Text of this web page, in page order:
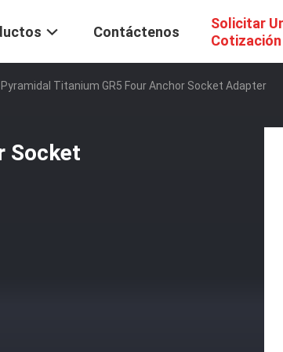
Contáctenos
Solicitar
Cotización
Pyramidal Titanium GR5 Four Anchor Socket Adapter
Socket